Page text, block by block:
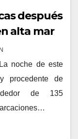
después
alta mar
noche de este
procedente de
de 135